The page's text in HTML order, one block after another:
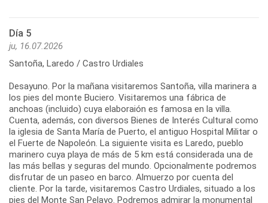
Día 5
ju, 16.07.2026
Santoña, Laredo / Castro Urdiales
Desayuno. Por la mañana visitaremos Santoña, villa marinera a
los pies del monte Buciero. Visitaremos una fábrica de
anchoas (incluido) cuya elaboraión es famosa en la villa.
Cuenta, además, con diversos Bienes de Interés Cultural como
la iglesia de Santa María de Puerto, el antiguo Hospital Militar o
el Fuerte de Napoleón. La siguiente visita es Laredo, pueblo
marinero cuya playa de más de 5 km está considerada una de
las más bellas y seguras del mundo. Opcionalmente podremos
disfrutar de un paseo en barco. Almuerzo por cuenta del
cliente. Por la tarde, visitaremos Castro Urdiales, situado a los
pies del Monte San Pelayo. Podremos admirar la monumental